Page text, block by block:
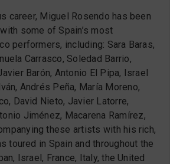
career, Miguel Rosendo has been
some of Spain’s most
performers, including: Sara Baras,
Carrasco, Soledad Barrio,
Barón, Antonio El Pipa, Israel
Andrés Peña, María Moreno,
David Nieto, Javier Latorre,
Jiménez, Macarena Ramírez,
these artists with his rich,
toured in Spain and throughout the
Israel, France, Italy, the United